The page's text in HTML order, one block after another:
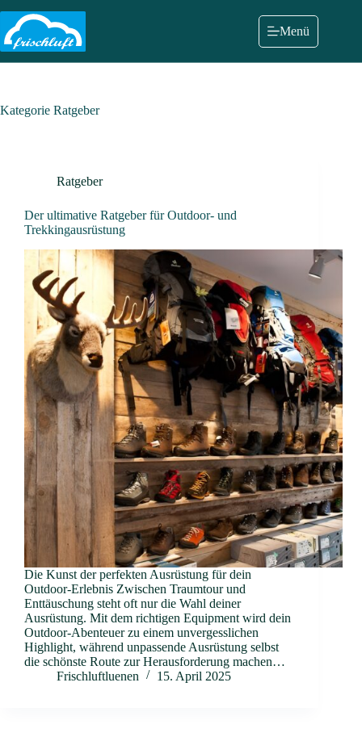
Inhalt
springen
Menü
Kategorie Ratgeber
Ratgeber
Der ultimative Ratgeber für Outdoor- und
Trekkingausrüstung
Die Kunst der perfekten Ausrüstung für dein
Outdoor-Erlebnis Zwischen Traumtour und
Enttäuschung steht oft nur die Wahl deiner
Ausrüstung. Mit dem richtigen Equipment wird dein
Outdoor-Abenteuer zu einem unvergesslichen
Highlight, während unpassende Ausrüstung selbst
die schönste Route zur Herausforderung machen…
Frischluftluenen
15. April 2025